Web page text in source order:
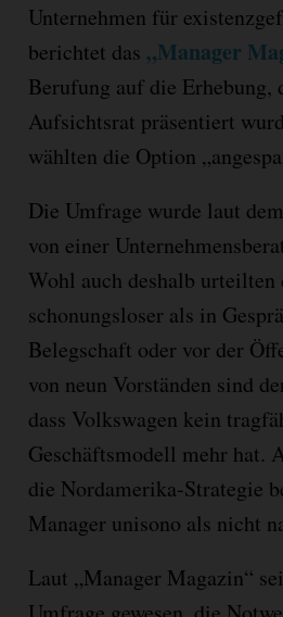
Unternehmen für
berichtet das „Manager
Berufung auf die
Aufsichtsrat präsentiert
wählten die Option
Die Umfrage wurde laut
von einer
Wohl auch deshalb
schonungsloser als in
Belegschaft oder vor der
von neun Vorständen sind
dass Volkswagen kein
Geschäftsmodell mehr hat.
die Nordamerika-Strategie
Manager unisono als nicht
Laut „Manager Magazin“